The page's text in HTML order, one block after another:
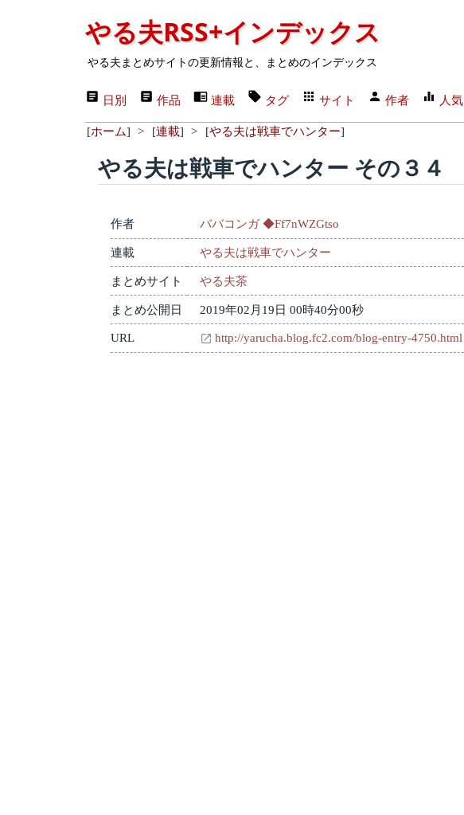
やる夫RSS+インデックス
やる夫まとめサイトの更新情報と、まとめのインデックス
日別 作品 連載 タグ サイト 作者 人気
[ホーム] > [連載] > [やる夫は戦車でハンター]
やる夫は戦車でハンター その３４
作者 ババコンガ ◆Ff7nWZGtso
連載 やる夫は戦車でハンター
まとめサイト やる夫茶
まとめ公開日 2019年02月19日 00時40分00秒
URL http://yarucha.blog.fc2.com/blog-entry-4750.html